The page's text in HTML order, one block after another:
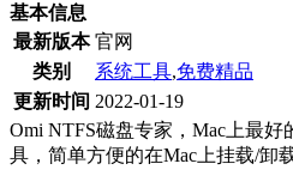
基本信息
最新版本 官网
类别
系统工具,免费精品
更新时间 2022-01-19
Omi NTFS磁盘专家，Mac上最好
具，简单方便的在Mac上挂载/卸